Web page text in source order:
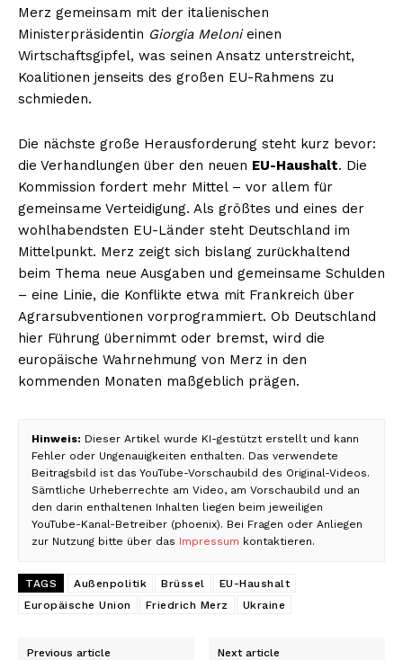
Merz gemeinsam mit der italienischen
Ministerpräsidentin Giorgia Melonieinen
Wirtschaftsgipfel, was seinen Ansatz unterstreicht,
Koalitionen jenseits des großen EU-Rahmens zu
schmieden.
Die nächste große Herausforderung steht kurz bevor:
die Verhandlungen über den neuen EU-Haushalt. Die
Kommission fordert mehr Mittel – vor allem für
gemeinsame Verteidigung. Als größtes und eines der
wohlhabendsten EU-Länder steht Deutschland im
Mittelpunkt. Merz zeigt sich bislang zurückhaltend
beim Thema neue Ausgaben und gemeinsame Schulden
– eine Linie, die Konflikte etwa mit Frankreich über
Agrarsubventionen vorprogrammiert. Ob Deutschland
hier Führung übernimmt oder bremst, wird die
europäische Wahrnehmung von Merz in den
kommenden Monaten maßgeblich prägen.
Hinweis: Dieser Artikel wurde KI-gestützt erstellt und kann
Fehler oder Ungenauigkeiten enthalten. Das verwendete
Beitragsbild ist das YouTube-Vorschaubild des Original-Videos.
Sämtliche Urheberrechte am Video, am Vorschaubild und an
den darin enthaltenen Inhalten liegen beim jeweiligen
YouTube-Kanal-Betreiber (phoenix). Bei Fragen oder Anliegen
zur Nutzung bitte über das Impressum kontaktieren.
TAGS Außenpolitik Brüssel
EU-Haushalt
Europäische Union
Friedrich Merz Ukraine
Previous article Next article